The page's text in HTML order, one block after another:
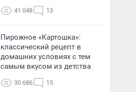
41 048 13
Пирожное «Картошка»:
классический рецепт в
домашних условиях с тем
самым вкусом из детства
30 686 15